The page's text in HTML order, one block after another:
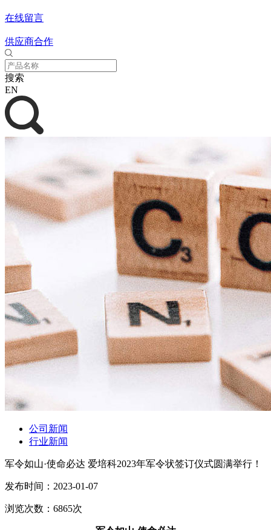
在线留言
供应商合作
搜索
EN
公司新闻
行业新闻
军令如山·使命必达 爱培科2023年军令状签订仪式圆满举行！
发布时间： 2023-01-07
浏览次数： 6865次